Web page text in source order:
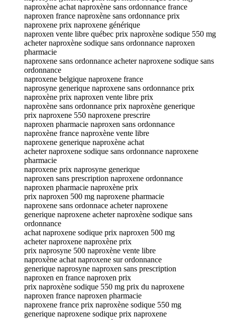
naproxène achat naproxène sans ordonnance france
naproxen france naproxène sans ordonnance prix
naproxene prix naproxene générique
naproxen vente libre québec prix naproxène sodique 550 mg
acheter naproxène sodique sans ordonnance naproxen
pharmacie
naproxene sans ordonnance acheter naproxene sodique sans
ordonnance
naproxene belgique naproxene france
naprosyne generique naproxene sans ordonnance prix
naproxène prix naproxen vente libre prix
naproxène sans ordonnance prix naproxène generique
prix naproxene 550 naproxene prescrire
naproxen pharmacie naproxen sans ordonnance
naproxène france naproxène vente libre
naproxene generique naproxène achat
acheter naproxene sodique sans ordonnance naproxene
pharmacie
naproxene prix naprosyne generique
naproxen sans prescription naproxene ordonnance
naproxen pharmacie naproxène prix
prix naproxen 500 mg naproxene pharmacie
naproxene sans ordonnace acheter naproxene
generique naproxene acheter naproxène sodique sans
ordonnance
achat naproxene sodique prix naproxen 500 mg
acheter naproxene naproxène prix
prix naprosyne 500 naproxène vente libre
naproxène achat naproxene sur ordonnance
generique naprosyne naproxen sans prescription
naproxen en france naproxen prix
prix naproxène sodique 550 mg prix du naproxene
naproxen france naproxen pharmacie
naproxene france prix naproxène sodique 550 mg
generique naproxene sodique prix naproxene